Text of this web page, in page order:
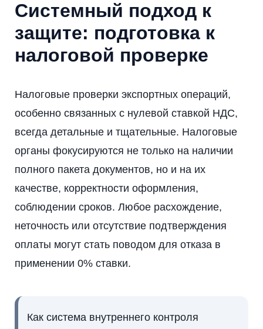
Системный подход к
защите: подготовка к
налоговой проверке
Налоговые проверки экспортных операций,
особенно связанных с нулевой ставкой НДС,
всегда детальные и тщательные. Налоговые
органы фокусируются не только на наличии
полного пакета документов, но и на их
качестве, корректности оформления,
соблюдении сроков. Любое расхождение,
неточность или отсутствие подтверждения
оплаты могут стать поводом для отказа в
применении 0% ставки.
Как система внутреннего контроля